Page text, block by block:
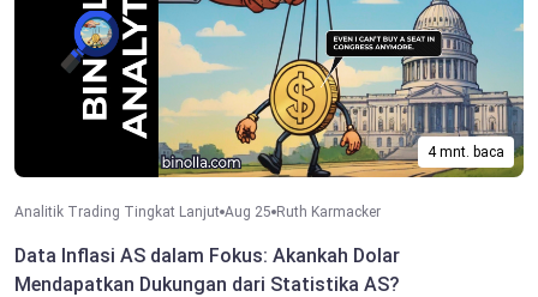
4 mnt. baca
Analitik Trading Tingkat Lanjut Aug 25 Ruth Karmacker
Data Inflasi AS dalam Fokus: Akankah Dolar
Mendapatkan Dukungan dari Statistika AS?